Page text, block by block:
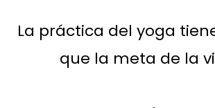
La práctica del yoga
que la meta de la